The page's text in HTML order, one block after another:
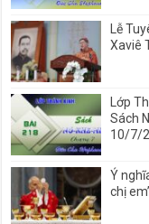
Lễ
Xaviê
Lớp
Sách
10/7/
Ý
chị